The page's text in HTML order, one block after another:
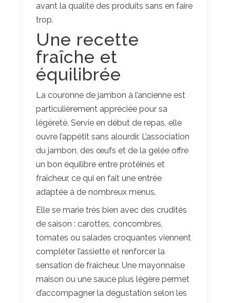
avant la qualité des produits sans en faire
trop.
Une recette
fraîche et
équilibrée
La couronne de jambon à l’ancienne est
particulièrement appréciée pour sa
légèreté. Servie en début de repas, elle
ouvre l’appétit sans alourdir. L’association
du jambon, des œufs et de la gelée offre
un bon équilibre entre protéines et
fraîcheur, ce qui en fait une entrée
adaptée à de nombreux menus.
Elle se marie très bien avec des crudités
de saison : carottes, concombres,
tomates ou salades croquantes viennent
compléter l’assiette et renforcer la
sensation de fraîcheur. Une mayonnaise
maison ou une sauce plus légère permet
d’accompagner la dégustation selon les